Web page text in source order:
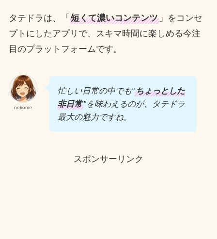
タテドラは、「 短くて濃いコンテンツ」をコンセ
プトにしたアプリで、スキマ時間に楽しめる今注
目のプラットフォームです。
nekome
忙しい日常の中でも“ちょっとした
非日常”を味わえるのが、タテドラ
最大の魅力ですね。
スポンサーリンク